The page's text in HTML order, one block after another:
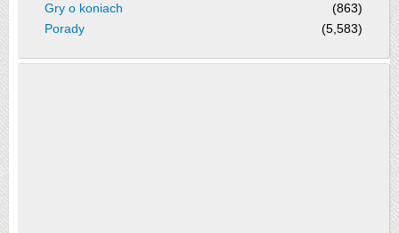
Gry o koniach
(863)
Porady
(5,583)